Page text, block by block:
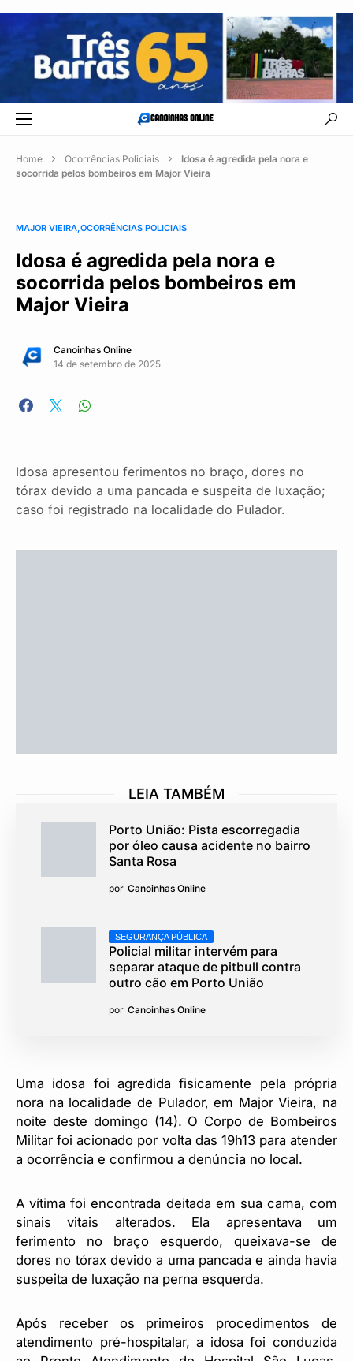
Home Ocorrências Policiais
Idosa é agredida pela nora e
socorrida pelos bombeiros em Major Vieira
MAJOR VIEIRA OCORRÊNCIAS POLICIAIS
Idosa é agredida pela nora e
socorrida pelos bombeiros em
Major Vieira
Canoinhas Online
14 de setembro de 2025
Idosa apresentou ferimentos no braço, dores no
tórax devido a uma pancada e suspeita de luxação;
caso foi registrado na localidade do Pulador.
LEIA TAMBÉM
Porto União: Pista escorregadia
por óleo causa acidente no bairro
Santa Rosa
por Canoinhas Online
SEGURANÇA PÚBLICA
Policial militar intervém para
separar ataque de pitbull contra
outro cão em Porto União
por Canoinhas Online
Uma idosa foi agredida fisicamente pela própria
nora na localidade de Pulador, em Major Vieira, na
noite deste domingo (14). O Corpo de Bombeiros
Militar foi acionado por volta das 19h13 para atender
a ocorrência e confirmou a denúncia no local.
A vítima foi encontrada deitada em sua cama, com
sinais vitais alterados. Ela apresentava um
ferimento no braço esquerdo, queixava-se de
dores no tórax devido a uma pancada e ainda havia
suspeita de luxação na perna esquerda.
Após receber os primeiros procedimentos de
atendimento pré-hospitalar, a idosa foi conduzida